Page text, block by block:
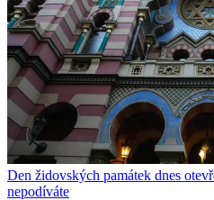
Den židovských památek dnes
nepodíváte